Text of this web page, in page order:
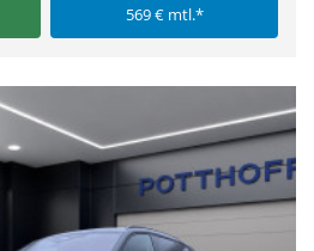
569 € mtl.*